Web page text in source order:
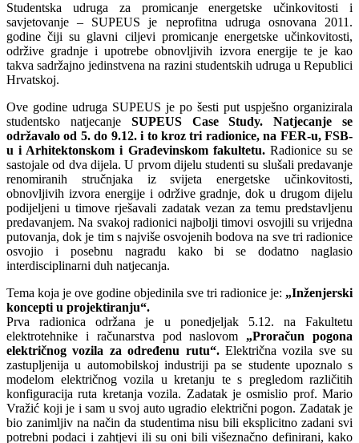
Studentska udruga za promicanje energetske učinkovitosti i
savjetovanje – SUPEUS je neprofitna udruga osnovana 2011.
godine čiji su glavni ciljevi promicanje energetske učinkovitosti,
održive gradnje i upotrebe obnovljivih izvora energije te je kao
takva sadržajno jedinstvena na razini studentskih udruga u Republici
Hrvatskoj.
Ove godine udruga SUPEUS je po šesti put uspješno organizirala
studentsko natjecanje SUPEUS Case Study.Natjecanje se
održavalo od 5. do 9.12. i to kroz tri radionice, na FER-u, FSB-
u i Arhitektonskom i Građevinskom fakultetu.Radionice su se
sastojale od dva dijela. U prvom dijelu studenti su slušali predavanje
renomiranih stručnjaka iz svijeta energetske učinkovitosti,
obnovljivih izvora energije i održive gradnje, dok u drugom dijelu
podijeljeni u timove rješavali zadatak vezan za temu predstavljenu
predavanjem. Na svakoj radionici najbolji timovi osvojili su vrijedna
putovanja, dok je tim s najviše osvojenih bodova na sve tri radionice
osvojio i posebnu nagradu kako bi se dodatno naglasio
interdisciplinarni duh natjecanja.
Tema koja je ove godine objedinila sve tri radionice je: „Inženjerski
koncepti u projektiranju“.
Prva radionica održana je u ponedjeljak 5.12. na Fakultetu
elektrotehnike i računarstva pod naslovom „Proračun pogona
električnog vozila za određenu rutu“.Električna vozila sve su
zastupljenija u automobilskoj industriji pa se studente upoznalo s
modelom električnog vozila u kretanju te s pregledom različitih
konfiguracija ruta kretanja vozila. Zadatak je osmislio prof. Mario
Vražić koji je i sam u svoj auto ugradio električni pogon. Zadatak je
bio zanimljiv na način da studentima nisu bili eksplicitno zadani svi
potrebni podaci i zahtjevi ili su oni bili višeznačno definirani, kako